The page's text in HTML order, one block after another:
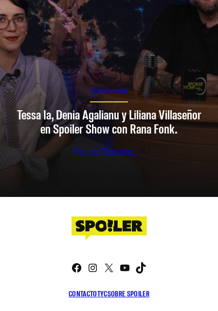
SPOILER SHOW
Tessa Ia, Denia Agalianu y Liliana Villaseñor
en Spoiler Show con Rana Fonk.
Ver en Youtube
CONTACTOTYCSOBRE SPOILER
Facebook
Instagram
X YouTube